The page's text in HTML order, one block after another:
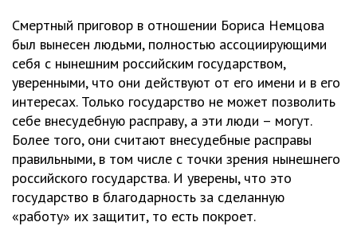
Смертный приговор в отношении Бориса Немцова
был вынесен людьми, полностью ассоциирующими
себя с нынешним российским государством,
уверенными, что они действуют от его имени и в его
интересах. Только государство не может позволить
себе внесудебную расправу, а эти люди – могут.
Более того, они считают внесудебные расправы
правильными, в том числе с точки зрения нынешнего
российского государства. И уверены, что это
государство в благодарность за сделанную
«работу» их защитит, то есть покроет.